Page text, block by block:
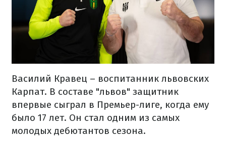
Василий Кравец – воспитанник львовских
Карпат. В составе "львов" защитник
впервые сыграл в Премьер-лиге, когда ему
было 17 лет. Он стал одним из самых
молодых дебютантов сезона.